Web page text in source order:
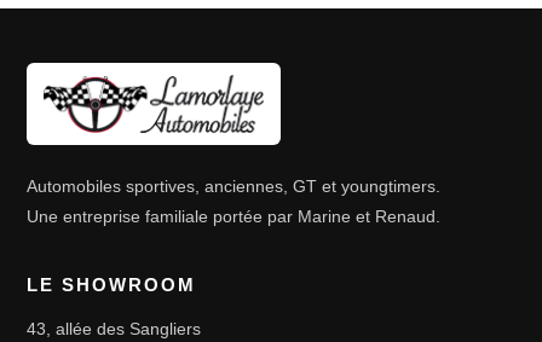
Automobiles sportives, anciennes, GT et youngtimers.
Une entreprise familiale portée par Marine et Renaud.
LE SHOWROOM
43, allée des Sangliers